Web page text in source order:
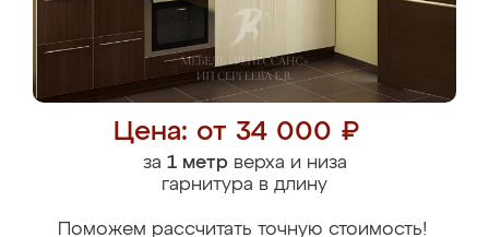
Цена: от 34 000 ₽
за 1 метрверха и низа
гарнитура в длину
Поможем рассчитать точную стоимость!